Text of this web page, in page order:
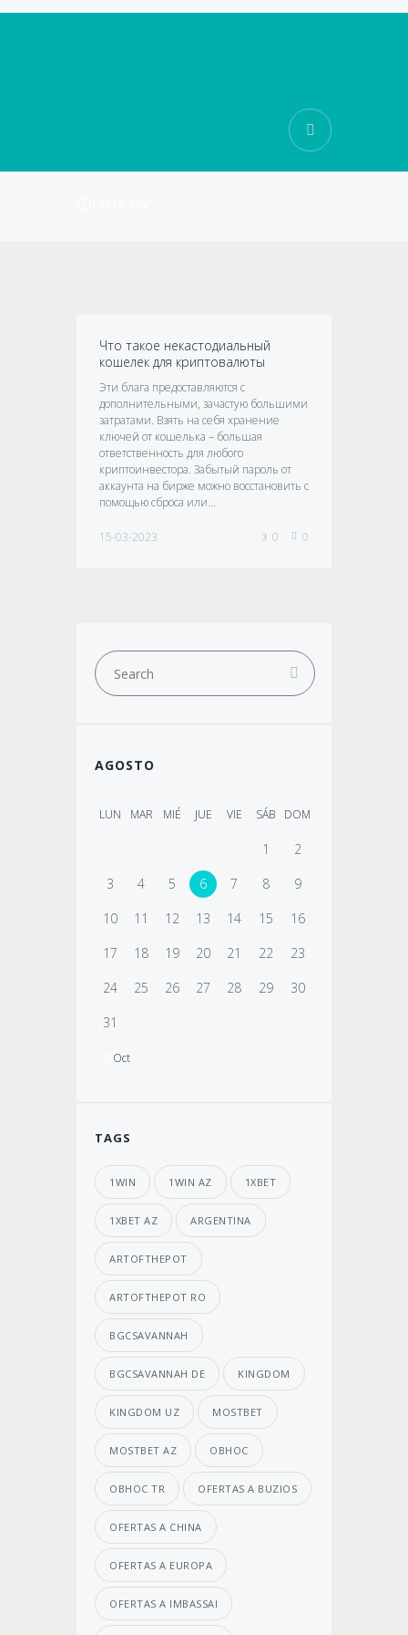
Что такое некастодиальный
кошелек для криптовалюты
Эти блага предоставляются с
дополнительными, зачастую большими
затратами. Взять на себя хранение
ключей от кошелька – большая
ответственность для любого
криптоинвестора. Забытый пароль от
аккаунта на бирже можно восстановить с
помощью сброса или...
15-03-2023 0
0
AGOSTO
LUN MAR MIÉ JUE VIE SÁB DOM
1
2
3
4 5 6 7 8
9
10
11 12 13 14 15
16
17
18 19 20 21 22
23
24
25 26 27 28 29
30
31
Oct
TAGS
1WIN 1WIN AZ 1XBET
1XBET AZ ARGENTINA
ARTOFTHEPOT
ARTOFTHEPOT RO
BGCSAVANNAH
BGCSAVANNAH DE KINGDOM
KINGDOM UZ MOSTBET
MOSTBET AZ OBHOC
OBHOC TR OFERTAS A BUZIOS
OFERTAS A CHINA
OFERTAS A EUROPA
OFERTAS A IMBASSAI